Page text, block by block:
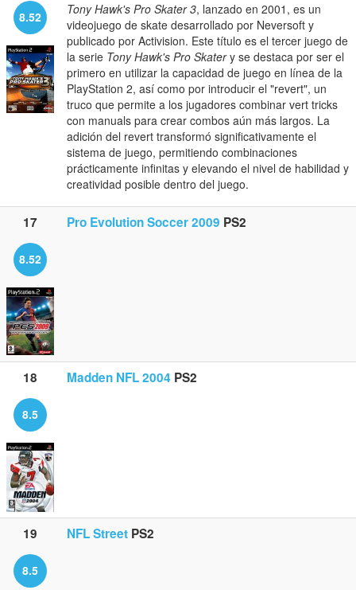
8.52 Tony Hawk's Pro Skater 3, lanzado en 2001, es un
videojuego de skate desarrollado por Neversoft y
publicado por Activision. Este título es el tercer juego de
la serie Tony Hawk's Pro Skatery se destaca por ser el
primero en utilizar la capacidad de juego en línea de la
PlayStation 2, así como por introducir el "revert", un
truco que permite a los jugadores combinar vert tricks
con manuals para crear combos aún más largos. La
adición del revert transformó significativamente el
sistema de juego, permitiendo combinaciones
prácticamente infinitas y elevando el nivel de habilidad y
creatividad posible dentro del juego.
17 Pro Evolution Soccer 2009 PS2
8.52
18 Madden NFL 2004 PS2
8.5
19 NFL Street PS2
8.5